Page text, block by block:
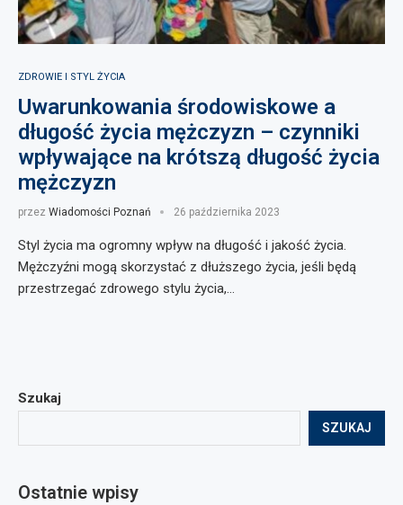
ZDROWIE I STYL ŻYCIA
Uwarunkowania środowiskowe a
długość życia mężczyzn – czynniki
wpływające na krótszą długość życia
mężczyzn
przez Wiadomości Poznań 26 października 2023
Styl życia ma ogromny wpływ na długość i jakość życia.
Mężczyźni mogą skorzystać z dłuższego życia, jeśli będą
przestrzegać zdrowego stylu życia,…
Szukaj
SZUKAJ
Ostatnie wpisy